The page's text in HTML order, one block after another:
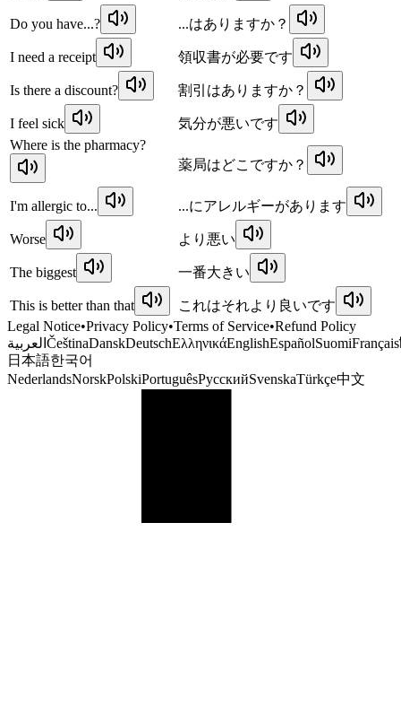
Do you have...? ...はありますか？
I need a receipt 領収書が必要です
Is there a discount? 割引はありますか？
I feel sick
気分が悪いです
Where is the pharmacy?
薬局はどこですか？
I'm allergic to... ...にアレルギーがあります
Worse より悪い
The biggest 一番大きい
This is better than that
これはそれより良いです
Legal Notice•Privacy Policy•Terms of Service•Refund Policy
العربية ČeštinaDanskDeutschΕλληνικάEnglishEspañolSuomiFrançais
日本語한국어
NederlandsNorskPolskiPortuguêsРусскийSvenskaTürkçe中文